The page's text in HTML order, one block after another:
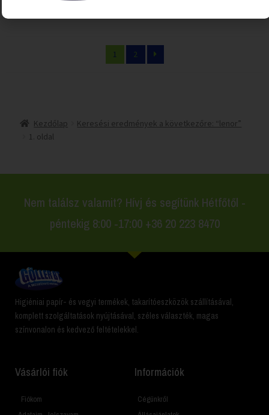
1 2
Kezdőlap
Keresési eredmények a következőre: “lenor”
1. oldal
Nem találsz valamit? Hívj és segítünk Hétfőtől -
péntekig 8:00 -17:00 +36 20 223 8470
Higiéniai papír- és vegyi termékek, takarítóeszközök szállításával,
komplett szolgáltatások nyújtásával, széles választék, magas
színvonalon és kedvező feltételekkel.
Vásárlói fiók
Fiókom
Információk
Cégünkről